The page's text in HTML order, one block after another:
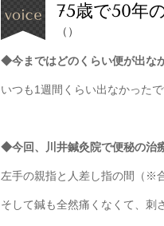
75歳で50年
（）
◆今まではどのくらい便が出な
いつも1週間くらい出なかったで
◆今回、川井鍼灸院で便秘の治
左手の親指と人差し指の間（※
そして鍼も全然痛くなくて、刺